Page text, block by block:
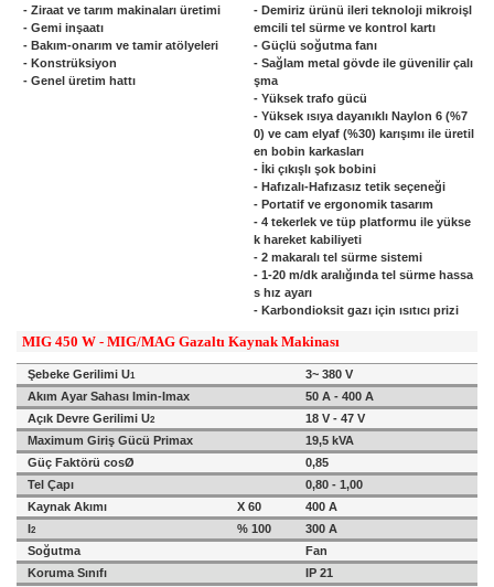
- Ziraat ve tarım makinaları üretimi
- Gemi inşaatı
- Bakım-onarım ve tamir atölyeleri
- Konstrüksiyon
- Genel üretim hattı
- Demiriz ürünü ileri teknoloji mikroişl
emcili tel sürme ve kontrol kartı
- Güçlü soğutma fanı
- Sağlam metal gövde ile güvenilir çalı
şma
- Yüksek trafo gücü
- Yüksek ısıya dayanıklı Naylon 6 (%7
0) ve cam elyaf (%30) karışımı ile üretil
en bobin karkasları
- İki çıkışlı şok bobini
- Hafızalı-Hafızasız tetik seçeneği
- Portatif ve ergonomik tasarım
- 4 tekerlek ve tüp platformu ile yükse
k hareket kabiliyeti
- 2 makaralı tel sürme sistemi
- 1-20 m/dk aralığında tel sürme hassa
s hız ayarı
- Karbondioksit gazı için ısıtıcı prizi
MIG 450 W - MIG/MAG Gazaltı Kaynak Makinası
Şebeke Gerilimi U1
3~ 380 V
Akım Ayar Sahası Imin-Imax
50 A - 400 A
Açık Devre Gerilimi U2
18 V - 47 V
Maximum Giriş Gücü Primax
19,5 kVA
Güç Faktörü cosØ
0,85
Tel Çapı
0,80 - 1,00
Kaynak Akımı
X 60
400 A
I2 % 100
300 A
Soğutma
Fan
Koruma Sınıfı
IP 21